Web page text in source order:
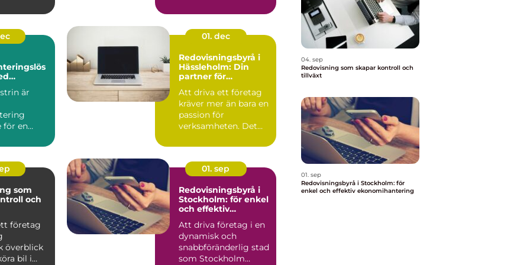
är
för en
01. dec
Redovisningsbyrå i
Hässleholm: Din
partner för
Att driva ett företag
kräver mer än bara en
passion för
verksamheten. Det
som
och
företag
överblick
bil i
01. sep
Redovisningsbyrå i
Stockholm: för enkel
och effektiv
Att driva företag i en
dynamisk och
snabbföränderlig stad
som Stockholm
04. sep
Redovisning som skapar kontroll och
tillväxt
01. sep
Redovisningsbyrå i Stockholm: för
enkel och effektiv ekonomihantering